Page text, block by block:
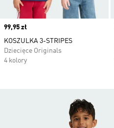
Price
99,95 zł
KOSZULKA 3-STRIPES
Dziecięce Originals
4 kolory